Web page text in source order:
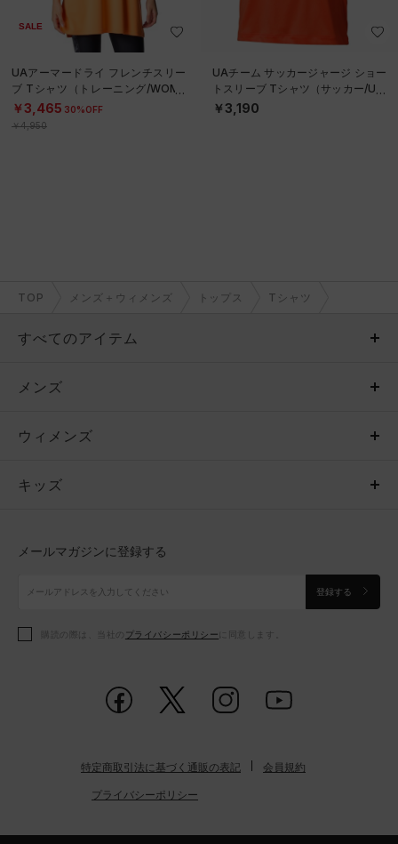
SALE
UAアーマードライ フレンチスリー
ブ Tシャツ（トレーニング/WOME
N）
￥3,465 30%OFF
￥4,950
UAチーム サッカージャージ ショー
トスリーブ Tシャツ（サッカー/UNI
SEX）
￥3,190
TOP メンズ＋ウィメンズ トップス Tシャツ
すべてのアイテム
メンズ
ウィメンズ
キッズ
アクセサリー
メンズ
トップス
ボトムス
アクセサリー
ウィメンズ
トップス
シューズ
アクセサリー
キッズ
シューズ
メールマガジンに登録する
登録する
購読の際は、当社の プライバシーポリシー に同意します。
特定商取引法に基づく通販の表記 会員規約
プライバシーポリシー